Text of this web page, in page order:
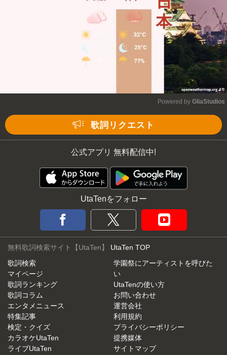
Powered by GliaStudios
歌詞リクエスト
公式アプリ 無料配信中!
UtaTenをフォロー
無料歌詞検索サイト【UtaTen】 UtaTen TOP
歌詞検索
マイページ
歌詞ランキング
歌詞コラム
エンタメニュース
特集記事
検定・クイズ
カラオケUtaTen
ライブUtaTen
学園祭にアーティストを呼びた
い
UtaTenの使い方
お問い合わせ
運営会社
利用規約
プライバシーポリシー
提携媒体
サイトマップ